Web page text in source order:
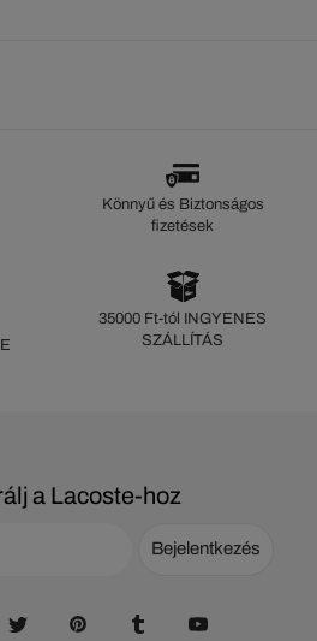
Könnyű és Biztonságos
fizetések
35000 Ft-tól INGYENES
SZÁLLÍTÁS
a Lacoste-hoz
Bejelentkezés